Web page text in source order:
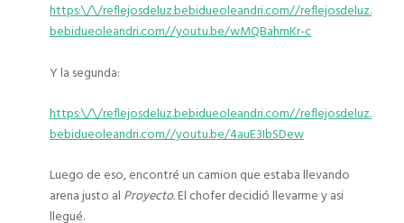
https:\/\/reflejosdeluz.bebidueoleandri.com//reflejosdeluz.
bebidueoleandri.com//youtu.be/wMQBahmKr-c
Y la segunda:
https:\/\/reflejosdeluz.bebidueoleandri.com//reflejosdeluz.
bebidueoleandri.com//youtu.be/4auE3IbSDew
Luego de eso, encontré un camion que estaba llevando
arena justo al Proyecto.El chofer decidió llevarme y asi
llegué.